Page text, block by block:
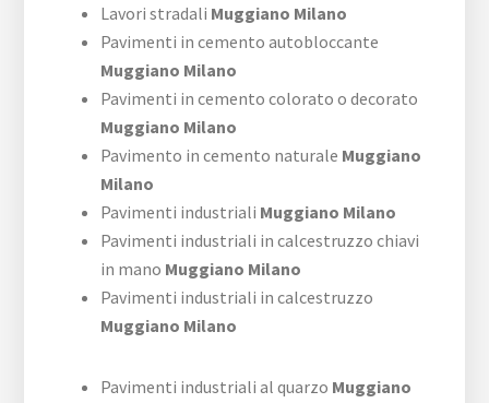
Lavori stradali Muggiano Milano
Pavimenti in cemento autobloccante
Muggiano Milano
Pavimenti in cemento colorato o decorato
Muggiano Milano
Pavimento in cemento naturale Muggiano
Milano
Pavimenti industriali Muggiano Milano
Pavimenti industriali in calcestruzzo chiavi
in mano Muggiano Milano
Pavimenti industriali in calcestruzzo
Muggiano Milano
Pavimenti industriali al quarzo Muggiano